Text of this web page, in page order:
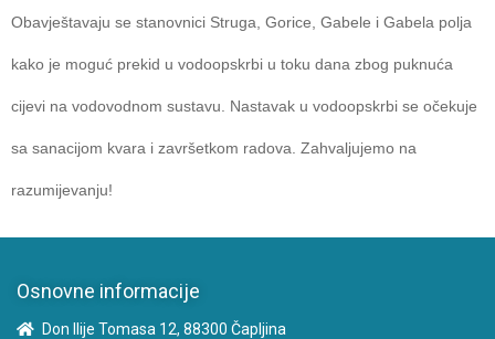
Obavještavaju se stanovnici Struga, Gorice, Gabele i Gabela polja
kako je moguć prekid u vodoopskrbi u toku dana zbog puknuća
cijevi na vodovodnom sustavu. Nastavak u vodoopskrbi se očekuje
sa sanacijom kvara i završetkom radova. Zahvaljujemo na
razumijevanju!
Osnovne informacije
Don Ilije Tomasa 12, 88300 Čapljina